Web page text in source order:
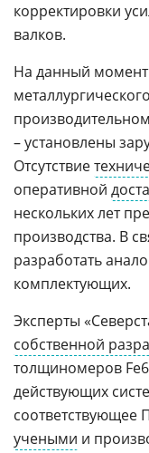
корректировки
валков.
На данный момент
– установлены
Отсутствие
оперативной
нескольких лет
производства. В
разработать
комплектующих.
Эксперты
собственной
толщиномеров
действующих
соответствующее
учеными и